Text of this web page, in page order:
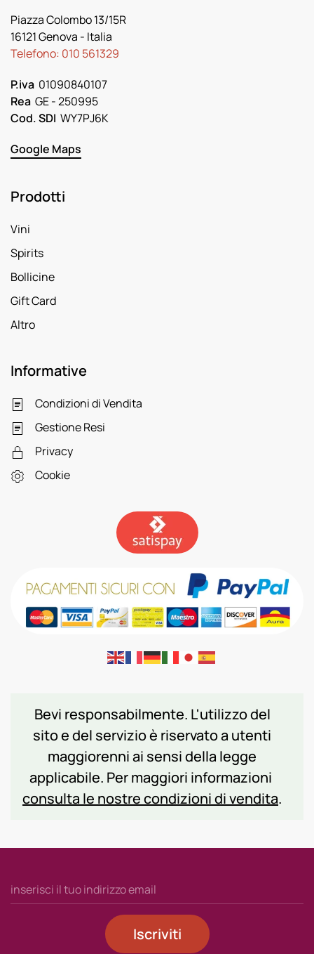
Piazza Colombo 13/15R
16121 Genova - Italia
Telefono: 010 561329
P.iva 01090840107
Rea GE - 250995
Cod. SDI WY7PJ6K
Google Maps
Prodotti
Vini
Spirits
Bollicine
Gift Card
Altro
Informative
Condizioni di Vendita
Gestione Resi
Privacy
Cookie
Bevi responsabilmente. L'utilizzo del
sito e del servizio è riservato a utenti
maggiorenni ai sensi della legge
applicabile. Per maggiori informazioni
consulta le nostre condizioni di vendita.
Iscriviti